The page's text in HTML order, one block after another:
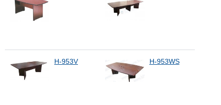
H-953V H-953WS